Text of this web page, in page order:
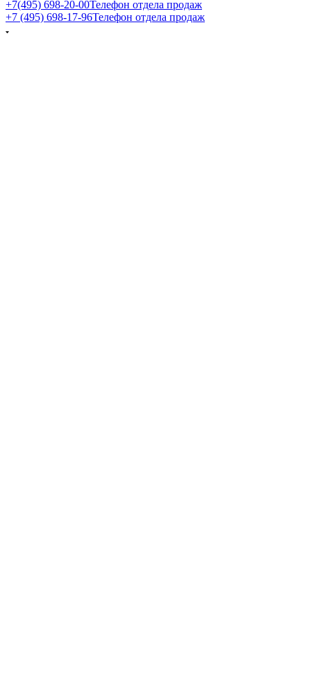
+7(495) 698-20-00Телефон отдела продаж
+7 (495) 698-17-96Телефон отдела продаж